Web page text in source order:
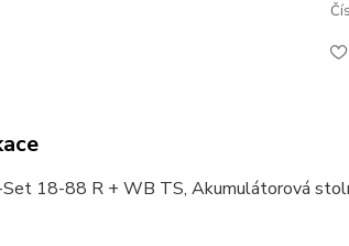
18-88 R + WB TS, Akumulátorová